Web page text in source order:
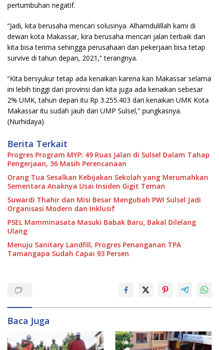
pertumbuhan negatif.
“Jadi, kita berusaha mencari solusinya. Alhamdulillah kami di
dewan kota Makassar, kira berusaha mencari jalan terbaik dan
kita bisa terima sehingga perusahaan dan pekerjaan bisa tetap
survive di tahun depan, 2021,” terangnya.
“Kita bersyukur tetap ada kenaikan karena kan Makassar selama
ini lebih tinggi dari provinsi dan kita juga ada kenaikan sebesar
2% UMK, tahun depan itu Rp 3.255.403 dari kenaikan UMK Kota
Makassar itu sudah jauh dari UMP Sulsel,” pungkasnya.
(Nurhidaya)
Berita Terkait
Progres Program MYP: 49 Ruas Jalan di Sulsel Dalam Tahap
Pengerjaan, 36 Masih Perencanaan
Orang Tua Sesalkan Kebijakan Sekolah yang Merumahkan
Sementara Anaknya Usai Insiden Gigit Teman
Suwardi Thahir dan Misi Besar Mengubah PWI Sulsel Jadi
Organisasi Modern dan Inklusif
PSEL Mamminasata Masuki Babak Baru, Bakal Dilelang
Ulang
Menuju Sanitary Landfill, Progres Penanganan TPA
Tamangapa Sudah Capai 93 Persen
Baca Juga